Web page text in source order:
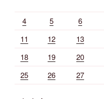
4
5 6
11
12 13
18
19 20
25
26 27